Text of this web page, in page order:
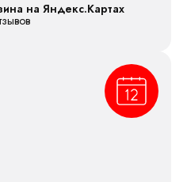
на Яндекс.Картах